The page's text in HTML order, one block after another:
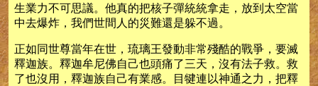
生業力不可思議。他真的把核子彈統統拿走，放到太空當
中去爆炸，我們世間人的災難還是躲不過。
正如同世尊當年在世，琉璃王發動非常殘酷的戰爭，要滅
釋迦族。釋迦牟尼佛自己也頭痛了三天，沒有法子救。救
了也沒用，釋迦族自己有業感。目犍連以神通之力，把釋